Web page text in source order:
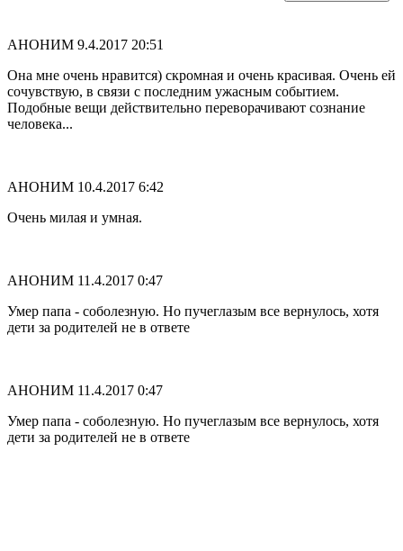
АНОНИМ 9.4.2017 20:51
Она мне очень нравится) скромная и очень красивая. Очень ей
сочувствую, в связи с последним ужасным событием.
Подобные вещи действительно переворачивают сознание
человека...
АНОНИМ 10.4.2017 6:42
Очень милая и умная.
АНОНИМ 11.4.2017 0:47
Умер папа - соболезную. Но пучеглазым все вернулось, хотя
дети за родителей не в ответе
АНОНИМ 11.4.2017 0:47
Умер папа - соболезную. Но пучеглазым все вернулось, хотя
дети за родителей не в ответе